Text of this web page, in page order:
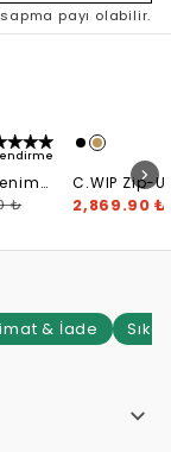
payı olabilir.
₺
C.WIP Zip-
Jacket
2,869.90 ₺
& İade